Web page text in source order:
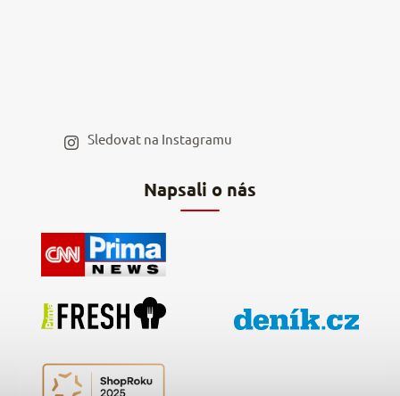
Napsali o nás
Sledovat na Instagramu
Hodnocení obchodu